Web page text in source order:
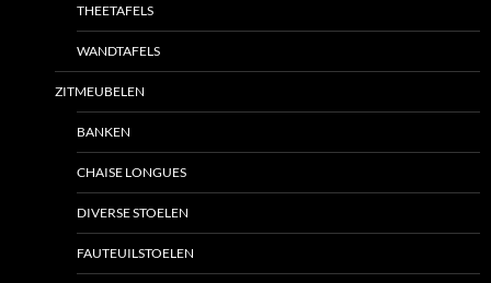
THEETAFELS
WANDTAFELS
ZITMEUBELEN
BANKEN
CHAISE LONGUES
DIVERSE STOELEN
FAUTEUILSTOELEN